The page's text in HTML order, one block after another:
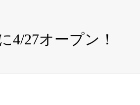
4/27オープン！